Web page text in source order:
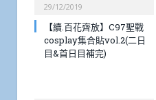
29/12/2019
【續.百花齊放】C97聖戰
cosplay集合貼vol.2(二日
目&首日目補完)